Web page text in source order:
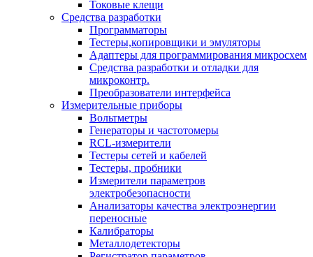
Токовые клещи
Средства разработки
Программаторы
Тестеры,копировщики и эмуляторы
Адаптеры для программирования микросхем
Cредства разработки и отладки для
микроконтр.
Преобразователи интерфейса
Измерительные приборы
Вольтметры
Генераторы и частотомеры
RCL-измерители
Тестеры сетей и кабелей
Тестеры, пробники
Измерители параметров
электробезопасности
Анализаторы качества электроэнергии
переносные
Калибраторы
Металлодетекторы